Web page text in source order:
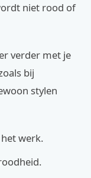
niet rood of
verder met je
bij
stylen
werk.